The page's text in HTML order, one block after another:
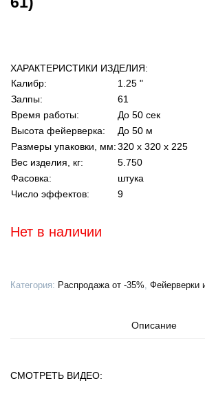
ХАРАКТЕРИСТИКИ ИЗДЕЛИЯ:
Калибр:
1.25 "
Залпы:
61
Время работы:
До 50 сек
Высота фейерверка:
До 50 м
Размеры упаковки, мм:320 х 320 х 225
Вес изделия, кг:
5.750
Фасовка:
штука
Число эффектов:
9
Нет в наличии
Категория: Распродажа от -35%, Фейерверки
Описание
СМОТРЕТЬ ВИДЕО: